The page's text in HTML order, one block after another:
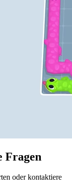
Fragen
oder kontaktiere